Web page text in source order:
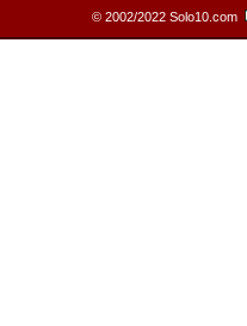
© 2002/2022 Solo10.com